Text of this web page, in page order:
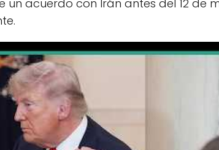
un acuerdo con Irán antes del 12 de